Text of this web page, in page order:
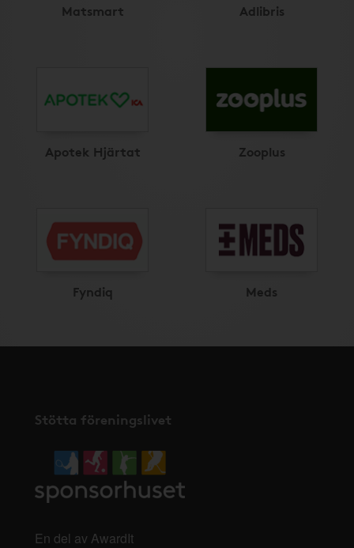
Matsmart Adlibris
Apotek Hjärtat Zooplus
Fyndiq Meds
Stötta föreningslivet
En del av AwardIt